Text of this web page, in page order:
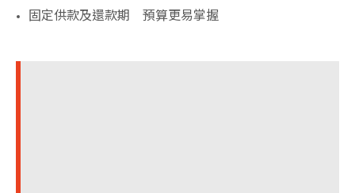
固定供款及還款期 預算更易掌握